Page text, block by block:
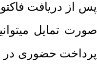
پس از دریافت
صورت تمایل
پرداخت حضوری در